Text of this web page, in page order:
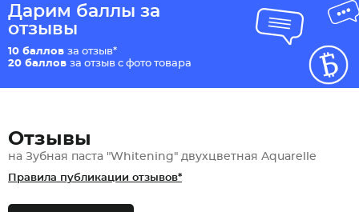
Дарим баллы за
отзывы
10 баллов за отзыв*
20 баллов за отзыв с фото товара
Отзывы
на Зубная паста "Whitening" двухцветная Aquarelle
Правила публикации отзывов*